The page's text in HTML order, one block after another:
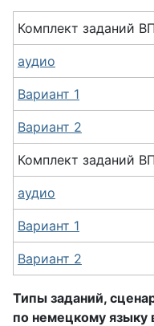
Комплект заданий
аудио
Вариант 1
Вариант 2
Комплект заданий
аудио
Вариант 1
Вариант 2
Типы заданий,
по немецкому языку